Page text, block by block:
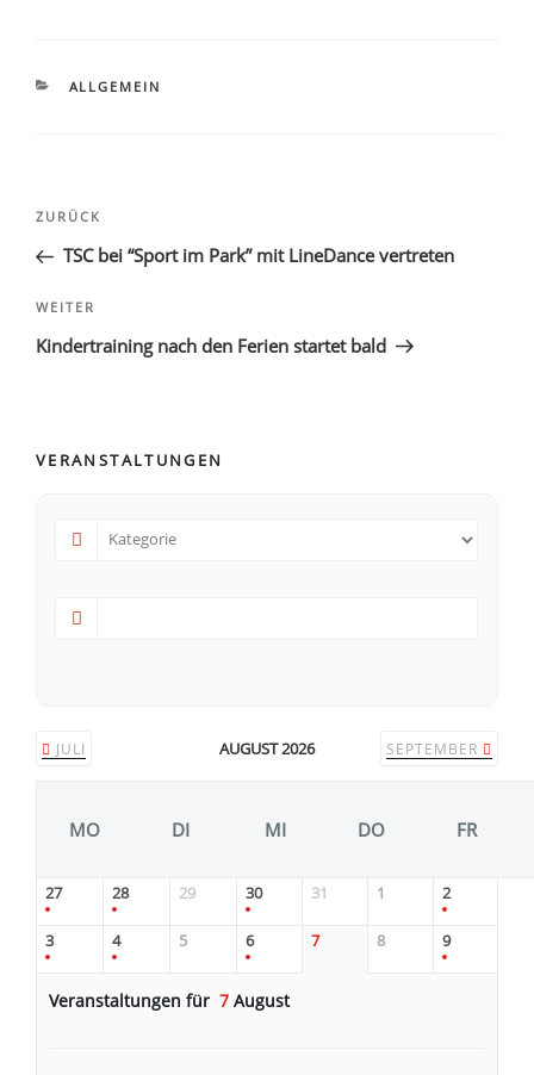
ALLGEMEIN
ZURÜCK
TSC bei “Sport im Park” mit LineDance vertreten
WEITER
Kindertraining nach den Ferien startet bald
VERANSTALTUNGEN
JULI AUGUST 2026 SEPTEMBER
MO DI MI DO FR
27 28 29 30 31 1 2
3 4 5 6 7 8 9
Veranstaltungen für 7 August